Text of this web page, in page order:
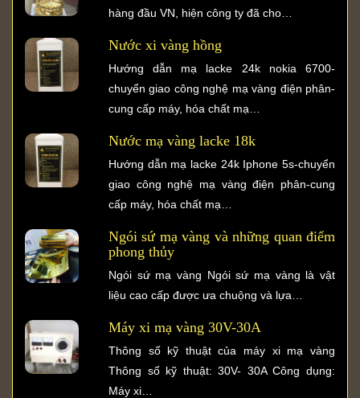
hàng đầu VN, hiện công ty đã cho…
Nước xi vàng hồng
Hướng dẫn mạ lacke 24k nokia 6700-
chuyển giao công nghệ mạ vàng điện phân-
cung cấp máy, hóa chất mạ…
Nước mạ vàng lacke 18k
Hướng dẫn mạ lacke 24k Iphone 5s-chuyển
giao công nghệ mạ vàng điện phân-cung
cấp máy, hóa chất mạ…
Ngói sứ mạ vàng và những quan điểm
phong thủy
Ngói sứ mạ vàng Ngói sứ mạ vàng là vật
liệu cao cấp được ưa chuộng và lựa…
Máy xi mạ vàng 30V-30A
Thông số kỹ thuật của máy xi mạ vàng
Thông số kỹ thuật: 30V- 30A Công dụng:
Máy xi…